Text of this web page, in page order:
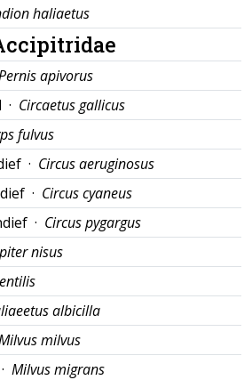
haliaetus
apivorus
· Circaetus gallicus
fulvus
· Circus aeruginosus
· Circus cyaneus
· Circus pygargus
nisus
albicilla
milvus
Milvus migrans